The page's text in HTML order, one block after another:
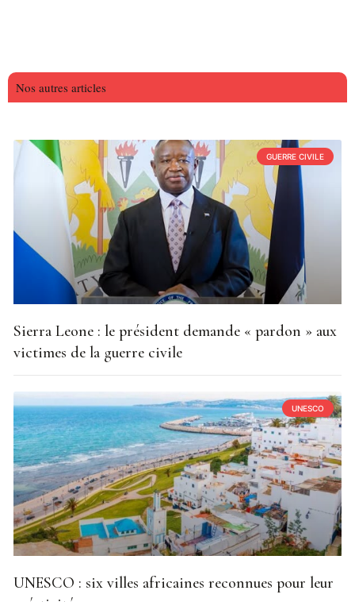
Nos autres articles
GUERRE CIVILE
Sierra Leone : le président demande « pardon » aux
victimes de la guerre civile
UNESCO
UNESCO : six villes africaines reconnues pour leur